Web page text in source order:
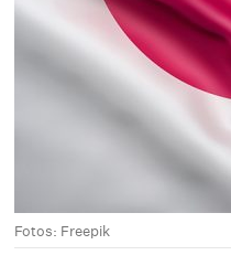
Fotos: Freepik